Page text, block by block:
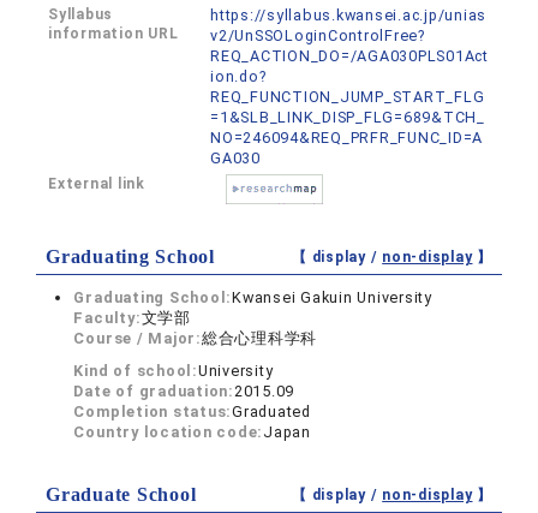
Syllabus
information URL
https://syllabus.kwansei.ac.jp/unias
v2/UnSSOLoginControlFree?
REQ_ACTION_DO=/AGA030PLS01Act
ion.do?
REQ_FUNCTION_JUMP_START_FLG
=1&SLB_LINK_DISP_FLG=689&TCH_
NO=246094&REQ_PRFR_FUNC_ID=A
GA030
External link
Graduating School 【 display / non-display】
Graduating School:Kwansei Gakuin University
Faculty:文学部
Course / Major:総合心理科学科
Kind of school:University
Date of graduation:2015.09
Completion status:Graduated
Country location code: Japan
Graduate School 【 display / non-display】